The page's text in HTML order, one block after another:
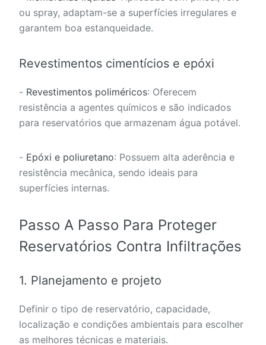
ou spray, adaptam-se a superfícies irregulares e
garantem boa estanqueidade.
Revestimentos cimentícios e epóxi
- Revestimentos poliméricos: Oferecem
resistência a agentes químicos e são indicados
para reservatórios que armazenam água potável.
- Epóxi e poliuretano: Possuem alta aderência e
resistência mecânica, sendo ideais para
superfícies internas.
Passo A Passo Para Proteger
Reservatórios Contra Infiltrações
1. Planejamento e projeto
Definir o tipo de reservatório, capacidade,
localização e condições ambientais para escolher
as melhores técnicas e materiais.